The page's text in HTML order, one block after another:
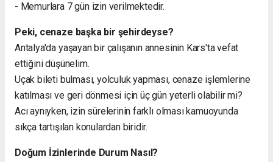
- Memurlara 7 gün izin verilmektedir.
Peki, cenaze başka bir şehirdeyse?
Antalya'da yaşayan bir çalışanın annesinin Kars'ta vefat
ettiğini düşünelim.
Uçak bileti bulması, yolculuk yapması, cenaze işlemlerine
katılması ve geri dönmesi için üç gün yeterli olabilir mi?
Acı aynıyken, izin sürelerinin farklı olması kamuoyunda
sıkça tartışılan konulardan biridir.
Doğum İzinlerinde Durum Nasıl?